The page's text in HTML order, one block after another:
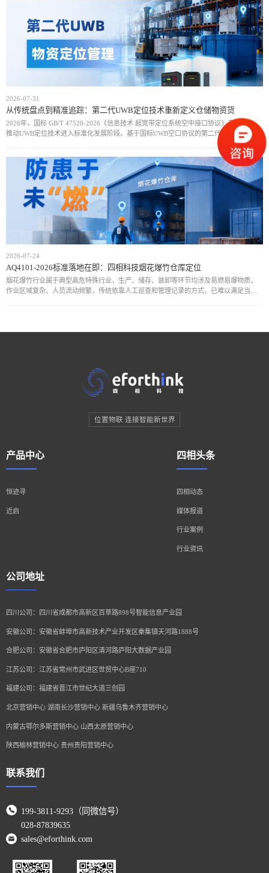
2026-07-31
从传统盘点到精准追踪：第二代UWB定位技术重新定义仓储物资货
2026年，国标 GB/T 47520-2026《信息技术 超宽带定位系统空中接口协议》正式实施，
推动UWB定位技术进入标准化发展阶段。基于国标UWB空口协议的第二代UWB物资定位
2026-07-24
AQ4101-2026标准落地在即：四相科技烟花爆竹仓库定位
烟花爆竹行业属于典型高危特殊行业，生产、储存、装卸等环节均涉及易燃易爆物质，
作业区域复杂、人员流动频繁，传统依靠人工巡查和管理记录的方式，已难以满足当前
位置物联 连接智能新世界
产品中心
恒迹寻
近启
四相头条
四相动态
媒体报道
行业案例
行业资讯
公司地址
四川公司：四川省成都市高新区百草路898号智能信息产业园
安徽公司：安徽省蚌埠市高新技术产业开发区秦集镇天河路1888号
合肥公司：安徽省合肥市庐阳区清河路庐阳大数据产业园
江苏公司：江苏省常州市武进区世贸中心B座710
福建公司：福建省晋江市世纪大道三创园
北京营销中心 湖南长沙营销中心 新疆乌鲁木齐营销中心
内蒙古鄂尔多斯营销中心 山西太原营销中心
陕西榆林营销中心 贵州贵阳营销中心
联系我们
199-3811-9293（同微信号）
028-87839635
sales@eforthink.com